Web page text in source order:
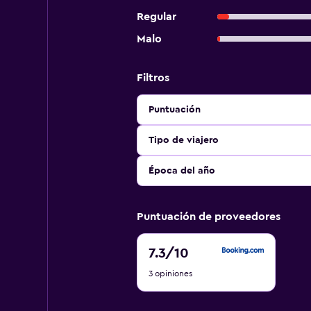
Regular
Malo
Filtros
Puntuación
Tipo de viajero
Época del año
Puntuación de proveedores
7.3/10
7.3
10
3 opiniones